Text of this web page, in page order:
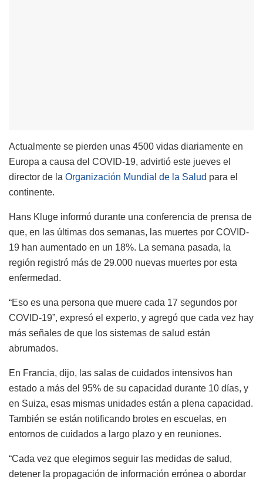
Actualmente se pierden unas 4500 vidas diariamente en
Europa a causa del COVID-19, advirtió este jueves el
director de la Organización Mundial de la Salud para el
continente.
Hans Kluge informó durante una conferencia de prensa de
que, en las últimas dos semanas, las muertes por COVID-
19 han aumentado en un 18%. La semana pasada, la
región registró más de 29.000 nuevas muertes por esta
enfermedad.
“Eso es una persona que muere cada 17 segundos por
COVID-19”, expresó el experto, y agregó que cada vez hay
más señales de que los sistemas de salud están
abrumados.
En Francia, dijo, las salas de cuidados intensivos han
estado a más del 95% de su capacidad durante 10 días, y
en Suiza, esas mismas unidades están a plena capacidad.
También se están notificando brotes en escuelas, en
entornos de cuidados a largo plazo y en reuniones.
“Cada vez que elegimos seguir las medidas de salud,
detener la propagación de información errónea o abordar